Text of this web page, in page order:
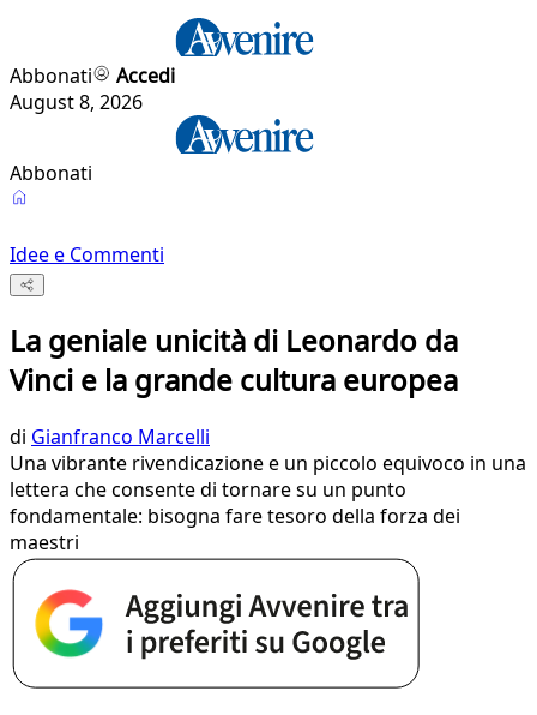
Abbonati
Accedi
August 8, 2026
Abbonati
Idee e Commenti
La geniale unicità di Leonardo da
Vinci e la grande cultura europea
di Gianfranco Marcelli
Una vibrante rivendicazione e un piccolo equivoco in una
lettera che consente di tornare su un punto
fondamentale: bisogna fare tesoro della forza dei
maestri